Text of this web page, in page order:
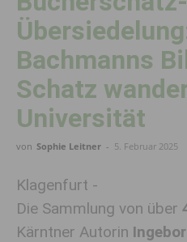
Bachmanns
Schatz
Universität
von Sophie Leitner - 5. Februar 2025
Klagenfurt -
Die Sammlung von über
Kärntner Autorin